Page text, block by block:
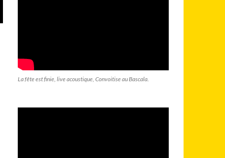
La fête est finie, live acoustique, Convoitise au Bascala.